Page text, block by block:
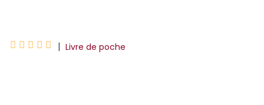
     | Livre de poche